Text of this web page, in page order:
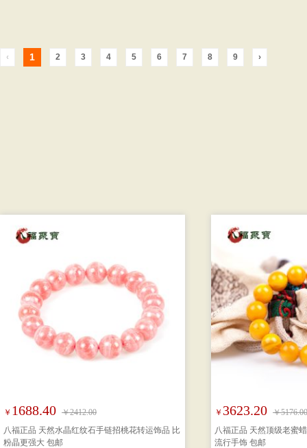
‹ 1 2 3 4 5 6 7 8 9 ›
￥ 1688.40 ￥2412.00
八福正品 天然水晶红纹石手链招桃花转运饰品 比
粉晶更强大 包邮
￥ 3623.20 ￥5176.00
八福正品 天然顶级老蜜
流行手饰 包邮